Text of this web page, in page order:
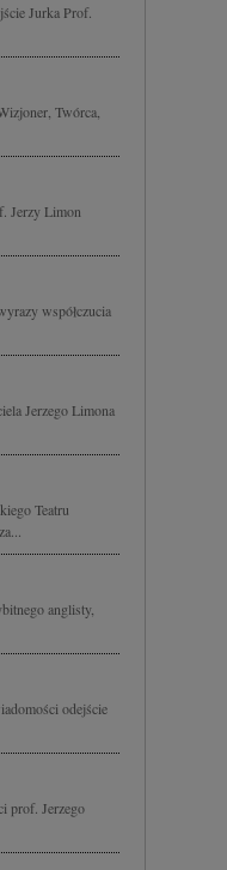
Jurka Prof.
Twórca,
Jerzy Limon
współczucia
Jerzego Limona
Teatru
anglisty,
odejście
prof. Jerzego